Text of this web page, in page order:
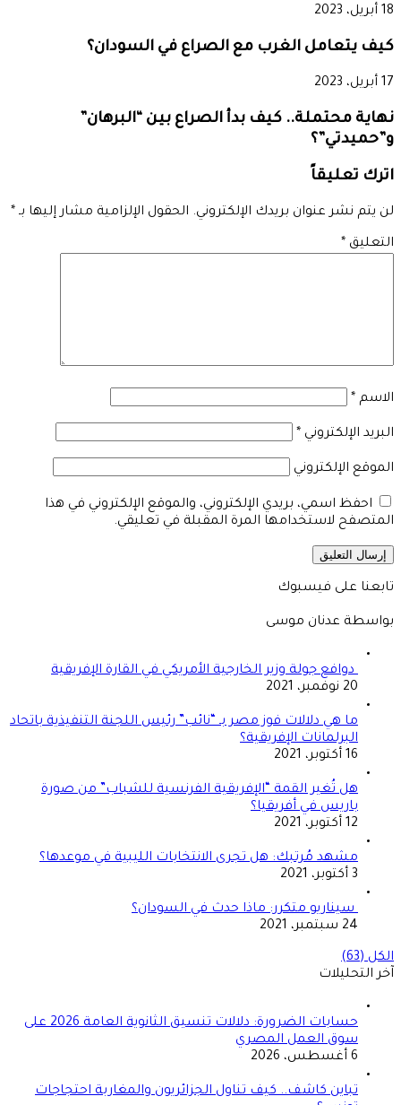
18 أبريل، 2023
كيف يتعامل الغرب مع الصراع في السودان؟
17 أبريل، 2023
نهاية محتملة.. كيف بدأ الصراع بين “البرهان”
و”حميدتي”؟
اترك تعليقاً
لن يتم نشر عنوان بريدك الإلكتروني. الحقول الإلزامية مشار إليها بـ *
التعليق *
الاسم *
البريد الإلكتروني *
الموقع الإلكتروني
احفظ اسمي، بريدي الإلكتروني، والموقع الإلكتروني في هذا
المتصفح لاستخدامها المرة المقبلة في تعليقي.
تابعنا على فيسبوك
بواسطة عدنان موسى
دوافع جولة وزير الخارجية الأمريكي في القارة الإفريقية
20 نوفمبر، 2021
ما هي دلالات فوز مصر بـ “نائب” رئيس اللجنة التنفيذية باتحاد
البرلمانات الإفريقية؟
16 أكتوبر، 2021
هل تُغير القمة “الإفريقية الفرنسية للشباب” من صورة
باريس في أفريقيا؟
12 أكتوبر، 2021
مشهد مُرتبك: هل تجرى الانتخابات الليبية في موعدها؟
3 أكتوبر، 2021
سيناريو متكرر: ماذا حدث في السودان؟
24 سبتمبر، 2021
الكل (63)
آخر التحليلات
حسابات الضرورة: دلالات تنسيق الثانوية العامة 2026 على
سوق العمل المصري
6 أغسطس، 2026
تباين كاشف.. كيف تناول الجزائريون والمغاربة احتجاجات